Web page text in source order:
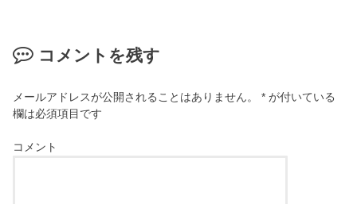
コメントを残す
メールアドレスが公開されることはありません。 * が付いている
欄は必須項目です
コメント